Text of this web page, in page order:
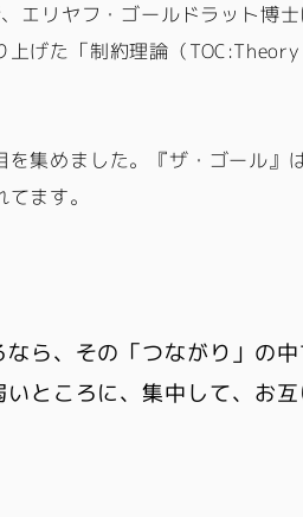
エリヤフ・ゴールドラット博
上げた「制約理論（
集めました。『ザ・ゴール』
ます。
ら、その「つながり」の
ところに、集中して、お